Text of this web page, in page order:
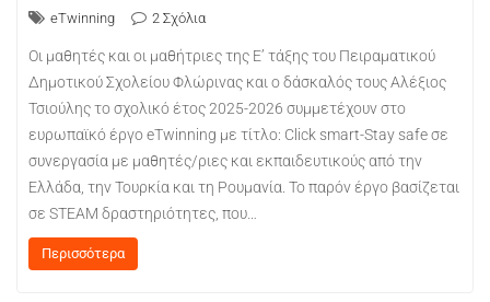
eTwinning
2 Σχόλια
Οι μαθητές και οι μαθήτριες της Ε’ τάξης του Πειραματικού
Δημοτικού Σχολείου Φλώρινας και ο δάσκαλός τους Αλέξιος
Τσιούλης το σχολικό έτος 2025-2026 συμμετέχουν στο
ευρωπαϊκό έργο eTwinning με τίτλο: Click smart-Stay safe σε
συνεργασία με μαθητές/ριες και εκπαιδευτικούς από την
Ελλάδα, την Τουρκία και τη Ρουμανία. Το παρόν έργο βασίζεται
σε STEAM δραστηριότητες, που…
Περισσότερα